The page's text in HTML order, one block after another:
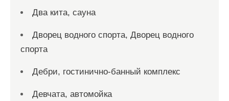
Два кита, сауна
Дворец водного спорта, Дворец водного
спорта
Дебри, гостинично-банный комплекс
Девчата, автомойка